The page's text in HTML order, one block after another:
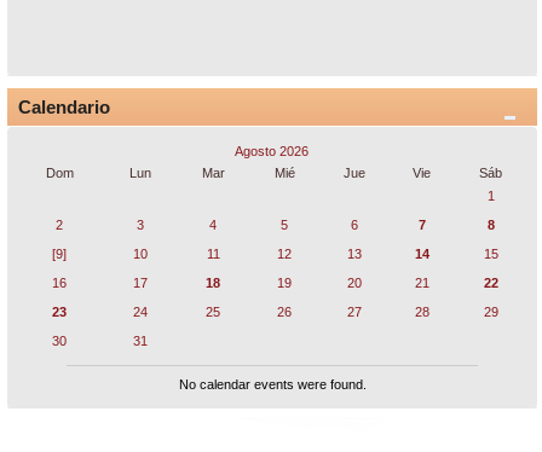
Calendario
Agosto 2026
Dom
Lun Mar Mié Jue Vie
Sáb
1
2
3 4 5 6 7
8
[9]
10 11 12 13 14
15
16
17 18 19 20 21
22
23
24 25 26 27 28
29
30
31
No calendar events were found.